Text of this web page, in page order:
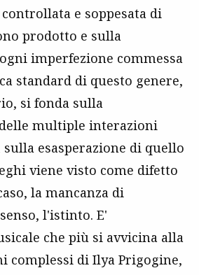
e soppesata di
prodotto e sulla
imperfezione commessa
standard di questo genere,
si fonda sulla
multiple interazioni
esasperazione di quello
viene visto come difetto
la mancanza di
l'istinto. E'
che più si avvicina alla
complessi di Ilya Prigogine,